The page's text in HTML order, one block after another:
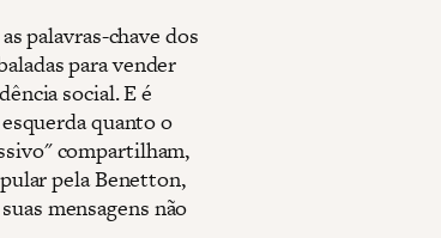
palavras-chave dos
para vender
social. E é
quanto o
compartilham,
pela Benetton,
mensagens não